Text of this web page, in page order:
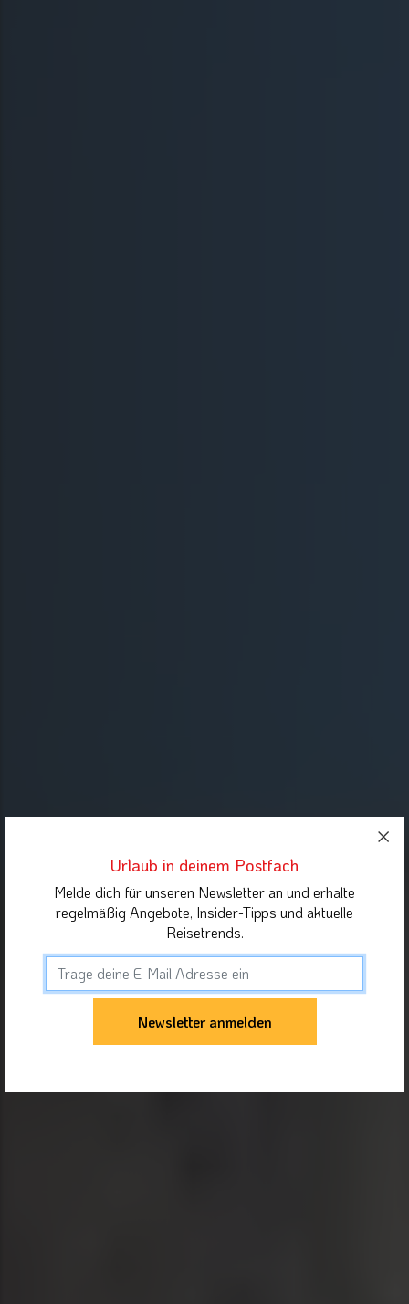
Urlaub in deinem Postfach
Melde dich für unseren Newsletter an und erhalte
regelmäßig Angebote, Insider-Tipps und aktuelle
Reisetrends.